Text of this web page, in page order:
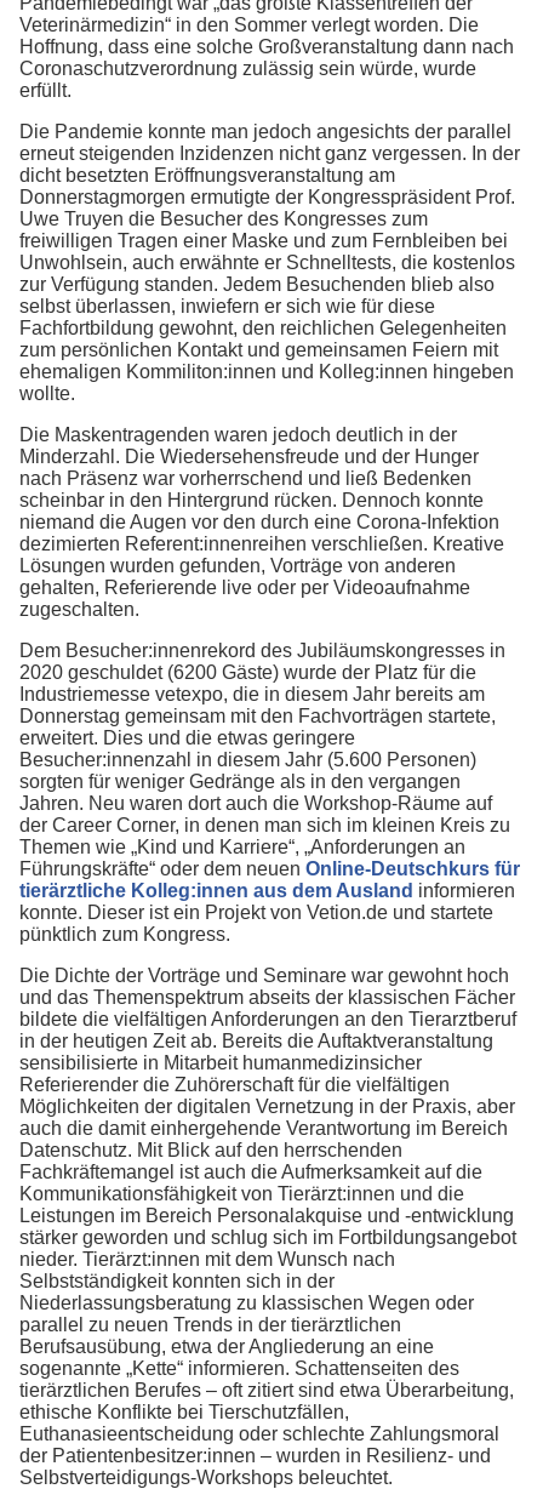
Veterinärmedizin“ in den Sommer verlegt worden. Die
Hoffnung, dass eine solche Großveranstaltung dann nach
Coronaschutzverordnung zulässig sein würde, wurde
erfüllt.
Die Pandemie konnte man jedoch angesichts der parallel
erneut steigenden Inzidenzen nicht ganz vergessen. In der
dicht besetzten Eröffnungsveranstaltung am
Donnerstagmorgen ermutigte der Kongresspräsident Prof.
Uwe Truyen die Besucher des Kongresses zum
freiwilligen Tragen einer Maske und zum Fernbleiben bei
Unwohlsein, auch erwähnte er Schnelltests, die kostenlos
zur Verfügung standen. Jedem Besuchenden blieb also
selbst überlassen, inwiefern er sich wie für diese
Fachfortbildung gewohnt, den reichlichen Gelegenheiten
zum persönlichen Kontakt und gemeinsamen Feiern mit
ehemaligen Kommiliton:innen und Kolleg:innen hingeben
wollte.
Die Maskentragenden waren jedoch deutlich in der
Minderzahl. Die Wiedersehensfreude und der Hunger
nach Präsenz war vorherrschend und ließ Bedenken
scheinbar in den Hintergrund rücken. Dennoch konnte
niemand die Augen vor den durch eine Corona-Infektion
dezimierten Referent:innenreihen verschließen. Kreative
Lösungen wurden gefunden, Vorträge von anderen
gehalten, Referierende live oder per Videoaufnahme
zugeschalten.
Dem Besucher:innenrekord des Jubiläumskongresses in
2020 geschuldet (6200 Gäste) wurde der Platz für die
Industriemesse vetexpo, die in diesem Jahr bereits am
Donnerstag gemeinsam mit den Fachvorträgen startete,
erweitert. Dies und die etwas geringere
Besucher:innenzahl in diesem Jahr (5.600 Personen)
sorgten für weniger Gedränge als in den vergangen
Jahren. Neu waren dort auch die Workshop-Räume auf
der Career Corner, in denen man sich im kleinen Kreis zu
Themen wie „Kind und Karriere“, „Anforderungen an
Führungskräfte“ oder dem neuen Online-Deutschkurs für
tierärztliche Kolleg:innen aus dem Ausland informieren
konnte. Dieser ist ein Projekt von Vetion.de und startete
pünktlich zum Kongress.
Die Dichte der Vorträge und Seminare war gewohnt hoch
und das Themenspektrum abseits der klassischen Fächer
bildete die vielfältigen Anforderungen an den Tierarztberuf
in der heutigen Zeit ab. Bereits die Auftaktveranstaltung
sensibilisierte in Mitarbeit humanmedizinsicher
Referierender die Zuhörerschaft für die vielfältigen
Möglichkeiten der digitalen Vernetzung in der Praxis, aber
auch die damit einhergehende Verantwortung im Bereich
Datenschutz. Mit Blick auf den herrschenden
Fachkräftemangel ist auch die Aufmerksamkeit auf die
Kommunikationsfähigkeit von Tierärzt:innen und die
Leistungen im Bereich Personalakquise und -entwicklung
stärker geworden und schlug sich im Fortbildungsangebot
nieder. Tierärzt:innen mit dem Wunsch nach
Selbstständigkeit konnten sich in der
Niederlassungsberatung zu klassischen Wegen oder
parallel zu neuen Trends in der tierärztlichen
Berufsausübung, etwa der Angliederung an eine
sogenannte „Kette“ informieren. Schattenseiten des
tierärztlichen Berufes – oft zitiert sind etwa Überarbeitung,
ethische Konflikte bei Tierschutzfällen,
Euthanasieentscheidung oder schlechte Zahlungsmoral
der Patientenbesitzer:innen – wurden in Resilienz- und
Selbstverteidigungs-Workshops beleuchtet.